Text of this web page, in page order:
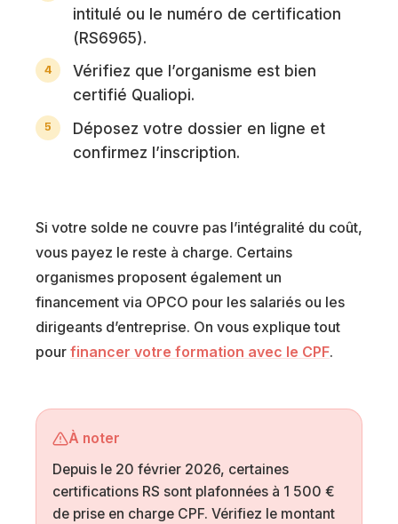
intitulé ou le numéro de certification
(RS6965).
Vérifiez que l’organisme est bien
certifié Qualiopi.
Déposez votre dossier en ligne et
confirmez l’inscription.
Si votre solde ne couvre pas l’intégralité du coût,
vous payez le reste à charge. Certains
organismes proposent également un
financement via OPCO pour les salariés ou les
dirigeants d’entreprise. On vous explique tout
pour financer votre formation avec le CPF.
À noter
Depuis le 20 février 2026, certaines
certifications RS sont plafonnées à 1 500 €
de prise en charge CPF. Vérifiez le montant